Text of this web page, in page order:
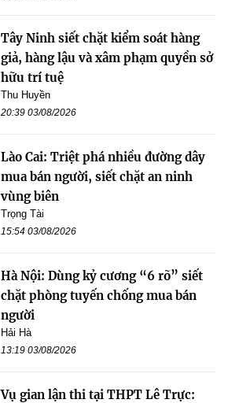
Tây Ninh siết chặt kiểm soát hàng
giả, hàng lậu và xâm phạm quyền sở
hữu trí tuệ
Thu Huyền
20:39 03/08/2026
Lào Cai: Triệt phá nhiều đường dây
mua bán người, siết chặt an ninh
vùng biên
Trọng Tài
15:54 03/08/2026
Hà Nội: Dùng kỷ cương “6 rõ” siết
chặt phòng tuyến chống mua bán
người
Hải Hà
13:19 03/08/2026
Vụ gian lận thi tại THPT Lê Trực: